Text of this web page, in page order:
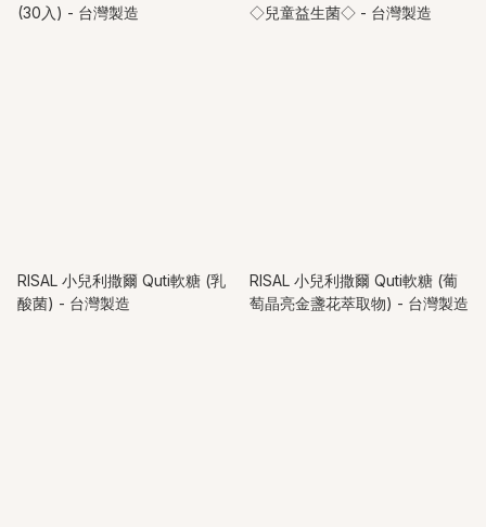
(30入) - 台灣製造
◇兒童益生菌◇ - 台灣製造
RISAL 小兒利撒爾 Quti軟糖 (乳
酸菌) - 台灣製造
RISAL 小兒利撒爾 Quti軟糖 (葡
萄晶亮金盞花萃取物) - 台灣製造